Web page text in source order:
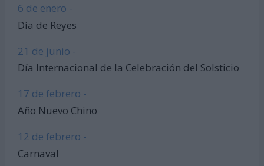
6 de enero -
Día de Reyes
21 de junio -
Día Internacional de la Celebración del Solsticio
17 de febrero -
Año Nuevo Chino
12 de febrero -
Carnaval